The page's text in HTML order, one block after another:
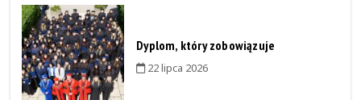
Dyplom, który zobowiązuje
22 lipca 2026